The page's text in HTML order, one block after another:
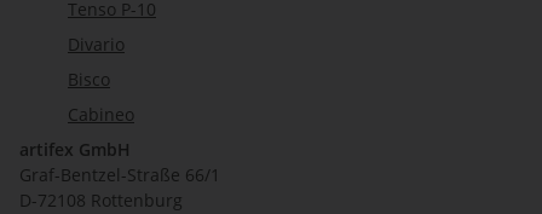
Tenso P-10
Divario
Bisco
Cabineo
artifex GmbH
Graf-Bentzel-Straße 66/1
D-72108 Rottenburg